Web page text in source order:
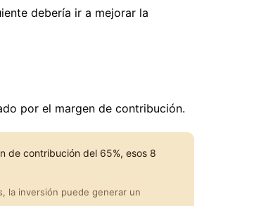
debería ir a mejorar la
por el margen de contribución.
de contribución del 65%, esos 8
la inversión puede generar un